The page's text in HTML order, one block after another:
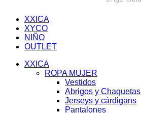
XX ICA
XYCO
NIÑO
OUTLET
XX ICA
ROPA MUJER
Vestidos
Abrigos y Chaquetas
Jerseys y cárdigans
Pantalones